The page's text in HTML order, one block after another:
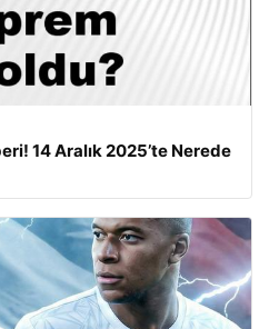
14 Aralık 2025’te Nerede